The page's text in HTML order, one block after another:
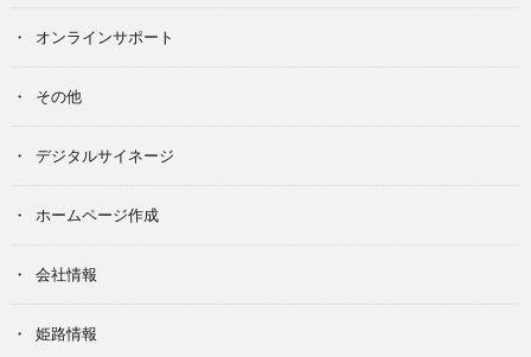
オンラインサポート
その他
デジタルサイネージ
ホームページ作成
会社情報
姫路情報